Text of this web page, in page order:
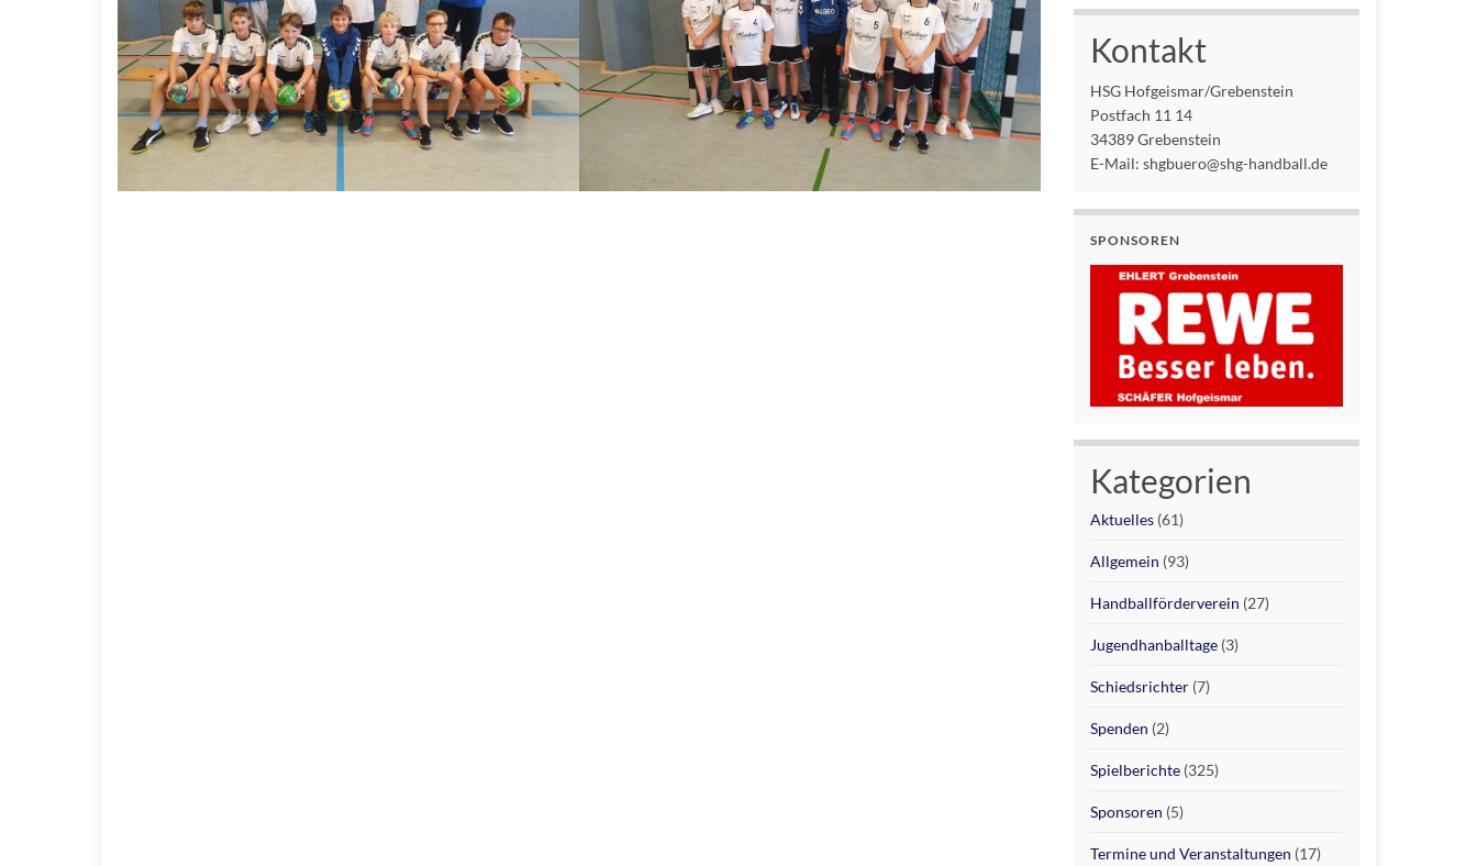
Kontakt
HSG Hofgeismar/Grebenstein
Postfach 11 14
34389 Grebenstein
E-Mail: shgbuero@shg-handball.de
SPONSOREN
Kategorien
Aktuelles (61)
Allgemein (93)
Handballförderverein (27)
Jugendhanballtage (3)
Schiedsrichter (7)
Spenden (2)
Spielberichte (325)
Sponsoren (5)
Termine und Veranstaltungen (17)